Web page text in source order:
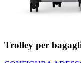
Trolley per